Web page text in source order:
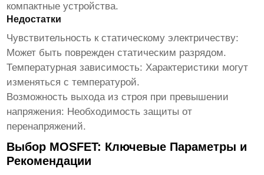
компактные устройства.
Недостатки
Чувствительность к статическому электричеству:
Может быть поврежден статическим разрядом.
Температурная зависимость: Характеристики могут
изменяться с температурой.
Возможность выхода из строя при превышении
напряжения: Необходимость защиты от
перенапряжений.
Выбор MOSFET: Ключевые Параметры и
Рекомендации